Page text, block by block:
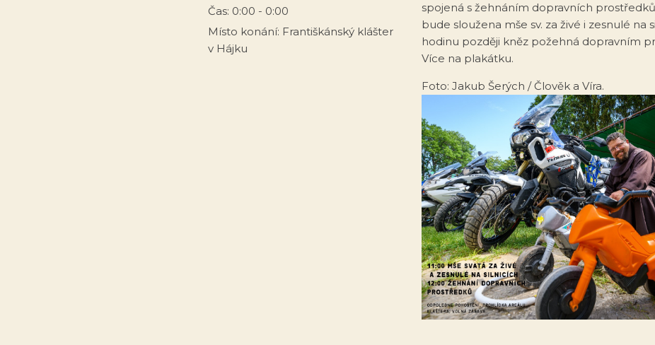
Čas: 0:00 - 0:00
Místo konání: Františkánský klášter
v Hájku
spojená s žehnáním dopravních
bude sloužena mše sv. za živé i zesnulé na
hodinu později kněz požehná dopravním
Více na plakátku.
Foto: Jakub Šerých / Člověk a Víra.